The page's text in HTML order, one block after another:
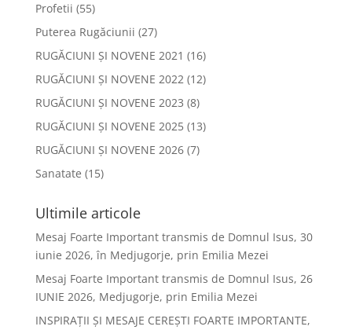
Profetii (55)
Puterea Rugăciunii (27)
RUGĂCIUNI ȘI NOVENE 2021 (16)
RUGĂCIUNI ȘI NOVENE 2022(12)
RUGĂCIUNI ȘI NOVENE 2023 (8)
RUGĂCIUNI ȘI NOVENE 2025(13)
RUGĂCIUNI ȘI NOVENE 2026(7)
Sanatate (15)
Ultimile articole
Mesaj Foarte Important transmis de Domnul Isus, 30
iunie 2026, în Medjugorje, prin Emilia Mezei
Mesaj Foarte Important transmis de Domnul Isus, 26
IUNIE 2026, Medjugorje, prin Emilia Mezei
INSPIRAȚII ȘI MESAJE CEREȘTI FOARTE IMPORTANTE,